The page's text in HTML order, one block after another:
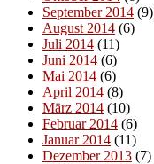
September 2014 (9)
August 2014 (6)
Juli 2014 (11)
Juni 2014 (6)
Mai 2014 (6)
April 2014 (8)
März 2014 (10)
Februar 2014 (6)
Januar 2014 (11)
Dezember 2013 (7)